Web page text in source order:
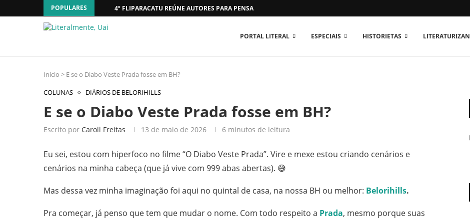
POPULARES 4º FLIPARACATU REÚNE AUTORES PARA PENSAR O MUNDO...
PORTAL LITERAL ESPECIAIS HISTORIETAS
Início > E se o Diabo Veste Prada fosse em BH?
COLUNAS
DIÁRIOS DE BELORIHILLS
E se o Diabo Veste Prada fosse em BH?
Escrito por Caroll Freitas 13 de maio de 2026 6 minutos de leitura
Eu sei, estou com hiperfoco no filme “O Diabo Veste Prada”. Vire e mexe estou criando cenários e
cenários na minha cabeça (que já vive com 999 abas abertas). 😅
Mas dessa vez minha imaginação foi aqui no quintal de casa, na nossa BH ou melhor: Belorihills.
Pra começar, já penso que tem que mudar o nome. Com todo respeito a Prada, mesmo porque suas